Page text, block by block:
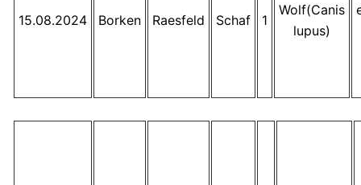
15.08.2024 Borken Raesfeld Schaf 1
Wolf(Canis
lupus)